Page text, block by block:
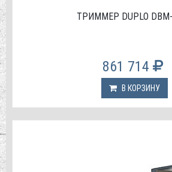
ТРИММЕР DUPLO
861 714
В КОРЗИНУ